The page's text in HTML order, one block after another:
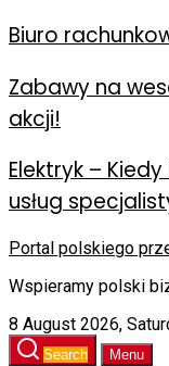
Biuro
Zabawy na
akcji!
Elektryk –
usług
Portal polskiego
Wspieramy polski
8 August 2026,
Search Menu